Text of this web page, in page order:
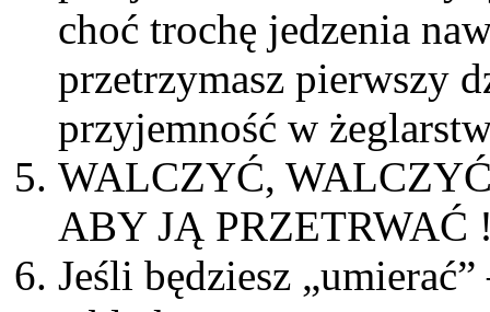
choć trochę jedzenia
przetrzymasz pierwszy
przyjemność w
WALCZYĆ,
ABY JĄ PRZETRWAĆ
Jeśli będziesz